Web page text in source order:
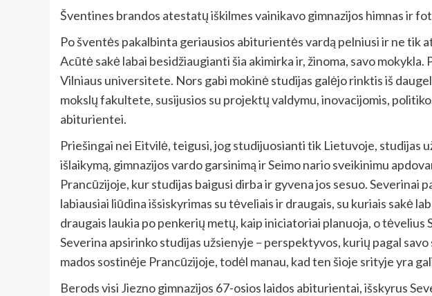
Šventines brandos atestatų iškilmes vainikavo gimnazijos himnas ir
Po šventės pakalbinta geriausios abiturientės vardą pelniusi ir ne
Acūtė sakė labai besidžiaugianti šia akimirka ir, žinoma, savo
Vilniaus universitete. Nors gabi mokinė studijas galėjo rinktis iš
mokslų fakultete, susijusios su projektų valdymu, inovacijomis,
abiturientei.
Priešingai nei Eitvilė, teigusi, jog studijuosianti tik Lietuvoje, studijas
išlaikymą, gimnazijos vardo garsinimą ir Seimo nario sveikinimu
Prancūzijoje, kur studijas baigusi dirba ir gyvena jos sesuo.
labiausiai liūdina išsiskyrimas su tėveliais ir draugais, su kuriais sakė
draugais laukia po penkerių metų, kaip iniciatoriai planuoja, o
Severina apsirinko studijas užsienyje – perspektyvos, kurių pagal
mados sostinėje Prancūzijoje, todėl manau, kad ten šioje srityje yra
Berods visi Jiezno gimnazijos 67-osios laidos abiturientai, išskyrus